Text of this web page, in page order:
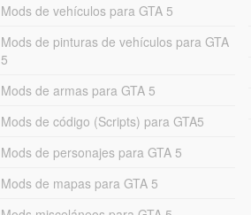
Mods de vehículos para GTA 5
Mods de pinturas de vehículos para GTA
5
Mods de armas para GTA 5
Mods de código (Scripts) para GTA5
Mods de personajes para GTA 5
Mods de mapas para GTA 5